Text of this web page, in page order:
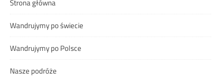
Wandrujymy po świecie
Wandrujymy po Polsce
Nasze podróże